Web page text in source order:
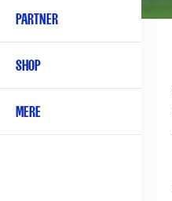
PARTNER
SHOP
MERE